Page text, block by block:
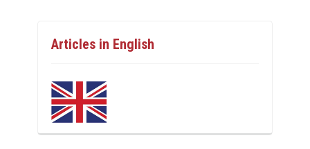
Articles in English